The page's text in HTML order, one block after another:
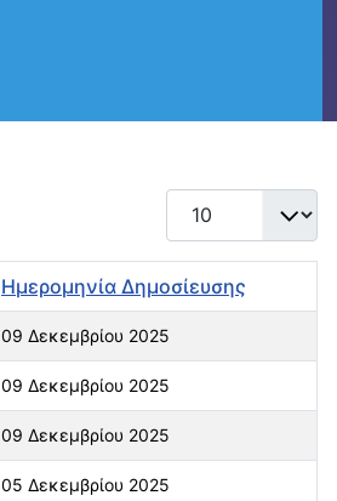
Εμφάνιση #
Ημερομηνία Δημοσίευσης
09 Δεκεμβρίου 2025
09 Δεκεμβρίου 2025
09 Δεκεμβρίου 2025
05 Δεκεμβρίου 2025